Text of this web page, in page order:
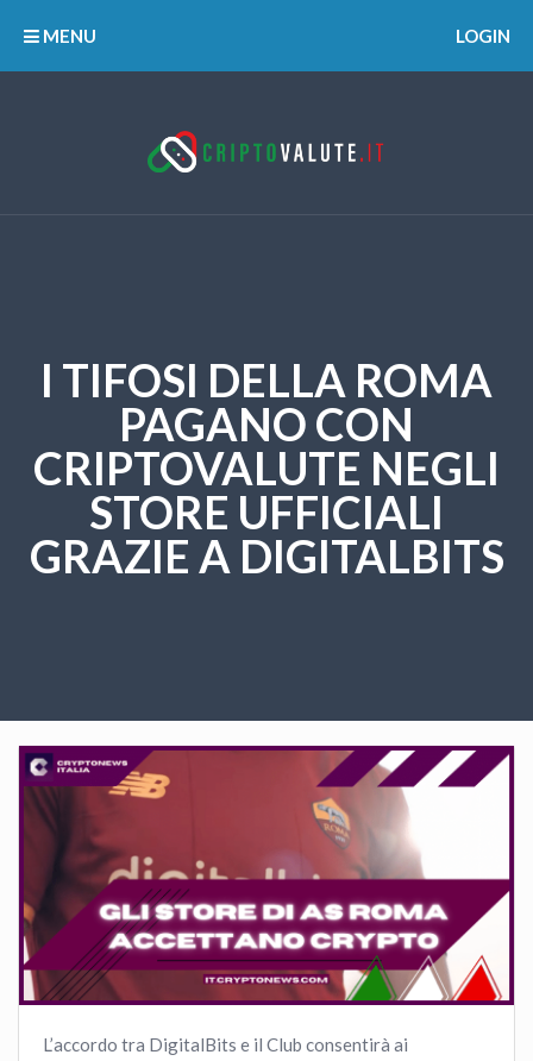
MENU LOGIN
I TIFOSI DELLA ROMA
PAGANO CON
CRIPTOVALUTE NEGLI
STORE UFFICIALI
GRAZIE A DIGITALBITS
L’accordo tra DigitalBits e il Club consentirà ai